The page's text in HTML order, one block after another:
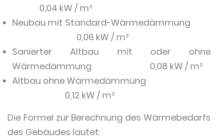
0,04 kW / m²
Neubau mit Standard-Wärmedämmung
0,06 kW / m²
Sanierter Altbau mit oder ohne
Wärmedämmung 0,08 kW / m²
Altbau ohne Wärmedämmung
0,12 kW / m²
Die Formel zur Berechnung des Wärmebedarfs
des Gebäudes lautet: